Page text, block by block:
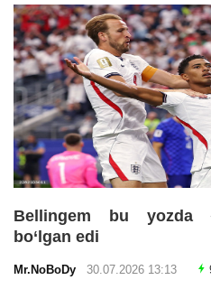
Bellingem bu yozda
bo‘lgan edi
Mr.NoBoDy 30.07.2026 13:13